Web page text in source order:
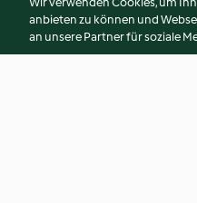
anbieten zu können und
an unsere Partner für soziale